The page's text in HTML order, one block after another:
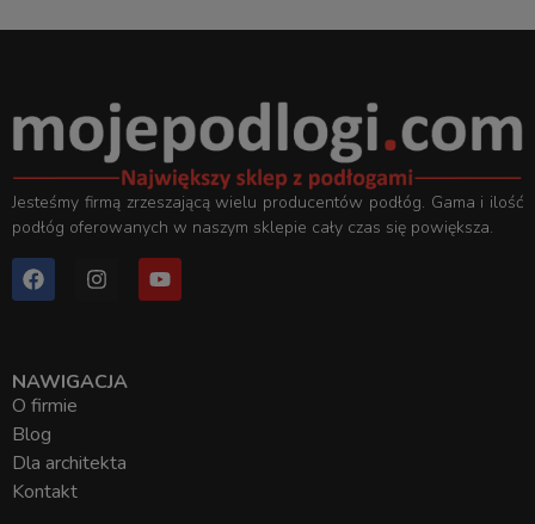
Jesteśmy firmą zrzeszającą wielu producentów podłóg. Gama i ilość
podłóg oferowanych w naszym sklepie cały czas się powiększa.
NAWIGACJA
O firmie
Blog
Dla architekta
Kontakt